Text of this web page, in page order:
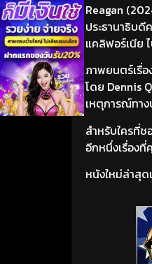
Reagan
ประธานาธิบดี
แคลิฟอร์เนีย
ภาพยนตร์เรื่
โดย Dennis
เหตุการณ์ทา
สำหรับใครที่
อีกหนึ่งเรื่อง
หนังใหม่ล่าสุ